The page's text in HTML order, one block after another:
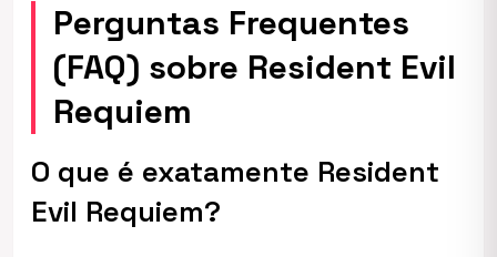
Perguntas Frequentes
(FAQ) sobre Resident Evil
Requiem
O que é exatamente Resident
Evil Requiem?